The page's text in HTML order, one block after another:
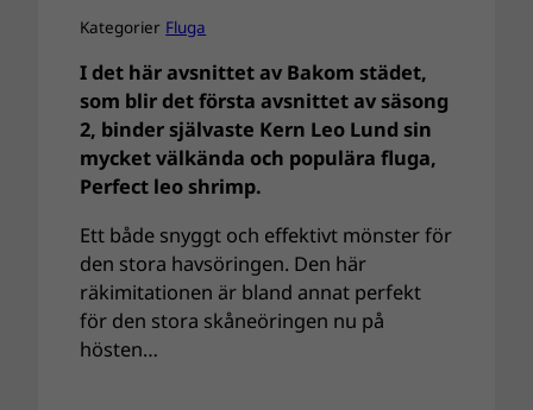
Kategorier Fluga
I det här avsnittet av Bakom städet,
som blir det första avsnittet av säsong
2, binder självaste Kern Leo Lund sin
mycket välkända och populära fluga,
Perfect leo shrimp.
Ett både snyggt och effektivt mönster för
den stora havsöringen. Den här
räkimitationen är bland annat perfekt
för den stora skåneöringen nu på
hösten…